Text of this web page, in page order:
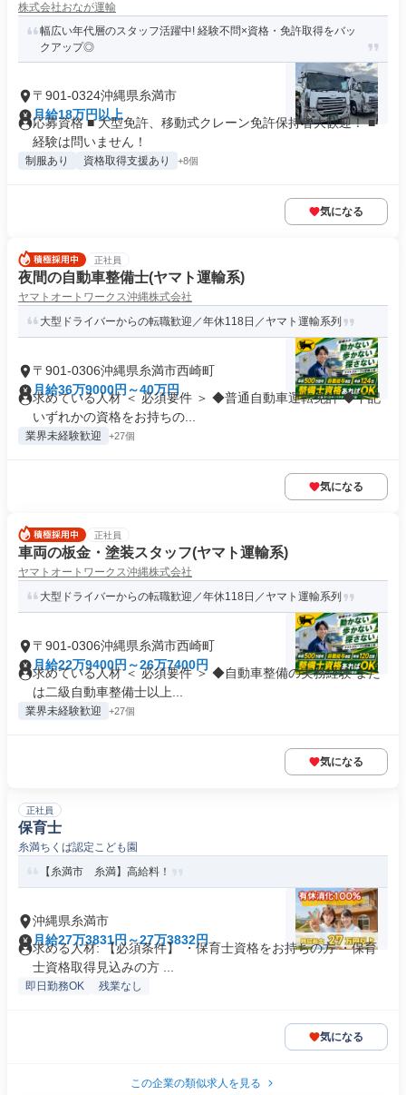
株式会社おなが運輸
幅広い年代層のスタッフ活躍中! 経験不問×資格・免許取得をバッ
クアップ◎
〒901-0324沖縄県糸満市
月給18万円以上
応募資格 ■ 大型免許、移動式クレーン免許保持者大歓迎！ ■
経験は問いません！
制服あり 資格取得支援あり +8個
気になる
正社員
夜間の自動車整備士(ヤマト運輸系)
ヤマトオートワークス沖縄株式会社
大型ドライバーからの転職歓迎／年休118日／ヤマト運輸系列
〒901-0306沖縄県糸満市西崎町
月給36万9000円～40万円
求めている人材 ＜ 必須要件 ＞ ◆普通自動車運転免許 ◆下記
いずれかの資格をお持ちの...
業界未経験歓迎 +27個
気になる
正社員
車両の板金・塗装スタッフ(ヤマト運輸系)
ヤマトオートワークス沖縄株式会社
大型ドライバーからの転職歓迎／年休118日／ヤマト運輸系列
〒901-0306沖縄県糸満市西崎町
月給22万9400円～26万7400円
求めている人材 ＜ 必須要件 ＞ ◆自動車整備の実務経験 また
は二級自動車整備士以上...
業界未経験歓迎 +27個
気になる
正社員
保育士
糸満ちくば認定こども園
【糸満市 糸満】高給料！
沖縄県糸満市
月給27万3831円～27万3832円
求める人材: 【必須条件】 ・保育士資格をお持ちの方 ・保育
士資格取得見込みの方 ...
即日勤務OK 残業なし
気になる
この企業の類似求人を見る